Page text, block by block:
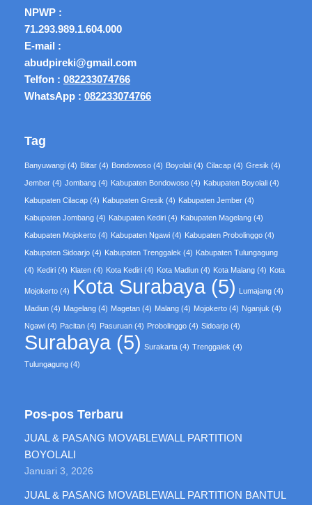
NPWP :
71.293.989.1.604.000
E-mail :
abudpireki@gmail.com
Telfon : 082233074766
WhatsApp : 082233074766
Tag
Banyuwangi (4) Blitar (4) Bondowoso (4) Boyolali (4) Cilacap (4) Gresik (4)
Jember (4) Jombang (4) Kabupaten Bondowoso (4) Kabupaten Boyolali (4)
Kabupaten Cilacap (4) Kabupaten Gresik (4) Kabupaten Jember (4)
Kabupaten Jombang (4) Kabupaten Kediri (4) Kabupaten Magelang (4)
Kabupaten Mojokerto (4) Kabupaten Ngawi (4) Kabupaten Probolinggo (4)
Kabupaten Sidoarjo (4) Kabupaten Trenggalek (4) Kabupaten Tulungagung
(4) Kediri (4) Klaten (4) Kota Kediri (4) Kota Madiun (4) Kota Malang (4) Kota
Mojokerto (4) Kota Surabaya (5) Lumajang (4)
Madiun (4) Magelang (4) Magetan (4) Malang (4) Mojokerto (4) Nganjuk (4)
Ngawi (4) Pacitan (4) Pasuruan (4) Probolinggo (4) Sidoarjo (4)
Surabaya (5) Surakarta (4) Trenggalek (4)
Tulungagung (4)
Pos-pos Terbaru
JUAL & PASANG MOVABLEWALL PARTITION
BOYOLALI
Januari 3, 2026
JUAL & PASANG MOVABLEWALL PARTITION BANTUL